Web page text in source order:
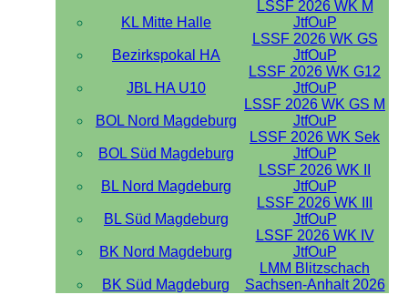
KL Mitte Halle
LSSF 2026 WK M
JtfOuP
Bezirkspokal HA
LSSF 2026 WK GS
JtfOuP
JBL HA U10
LSSF 2026 WK G12
JtfOuP
BOL Nord Magdeburg
LSSF 2026 WK GS M
JtfOuP
BOL Süd Magdeburg
LSSF 2026 WK Sek
JtfOuP
BL Nord Magdeburg
LSSF 2026 WK II
JtfOuP
BL Süd Magdeburg
LSSF 2026 WK III
JtfOuP
BK Nord Magdeburg
LSSF 2026 WK IV
JtfOuP
BK Süd Magdeburg
LMM Blitzschach
Sachsen-Anhalt 2026